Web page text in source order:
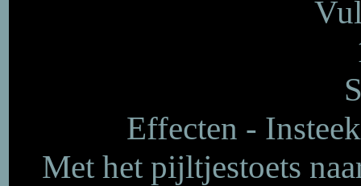
Effecten -
Met het pijltjestoets